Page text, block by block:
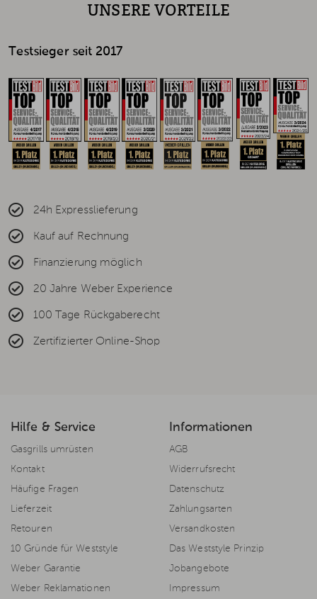
UNSERE VORTEILE
Testsieger seit 2017
24h Expresslieferung
Kauf auf Rechnung
Finanzierung möglich
20 Jahre Weber Experience
100 Tage Rückgaberecht
Zertifizierter Online-Shop
Hilfe & Service
Gasgrills umrüsten
Kontakt
Häufige Fragen
Lieferzeit
Retouren
10 Gründe für Weststyle
Weber Garantie
Weber Reklamationen
Informationen
AGB
Widerrufsrecht
Datenschutz
Zahlungsarten
Versandkosten
Das Weststyle Prinzip
Jobangebote
Impressum